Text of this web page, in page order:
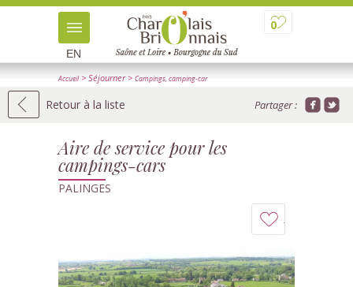
0
EN
Accueil> Séjourner> Campings, camping-car
Retour à la liste Partager :
Aire de service pour les
campings-cars
PALINGES
mon